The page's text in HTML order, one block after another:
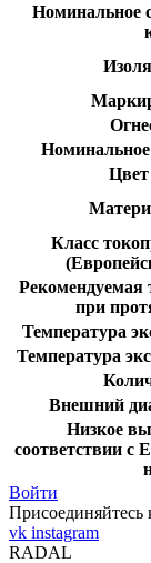
Номинальное
Цвет
Класс
Рекомендуемая
при
Температура
Температура
Внешний
Низкое
соответствии с
Войти
Присоединяйтесь
vk instagram
RADAL